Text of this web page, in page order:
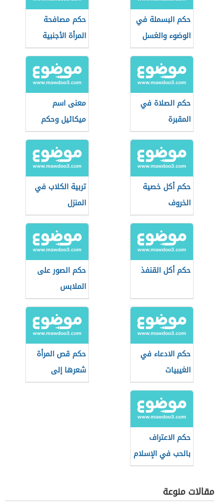
حكم البسملة في
الوضوء والغسل
حكم مصافحة
المرأة الأجنبية
حكم الصلاة في
المقبرة
معنى اسم
ميكائيل وحكم
التسمية به
حكم أكل خصية
الخروف
تربية الكلاب في
المنزل
حكم أكل القنفذ
حكم الصور على
الملابس
حكم الادعاء في
الغيبيات
حكم قص المرأة
شعرها إلى
الأذنين
حكم الاعتراف
بالحب في الإسلام
مقالات منوعة